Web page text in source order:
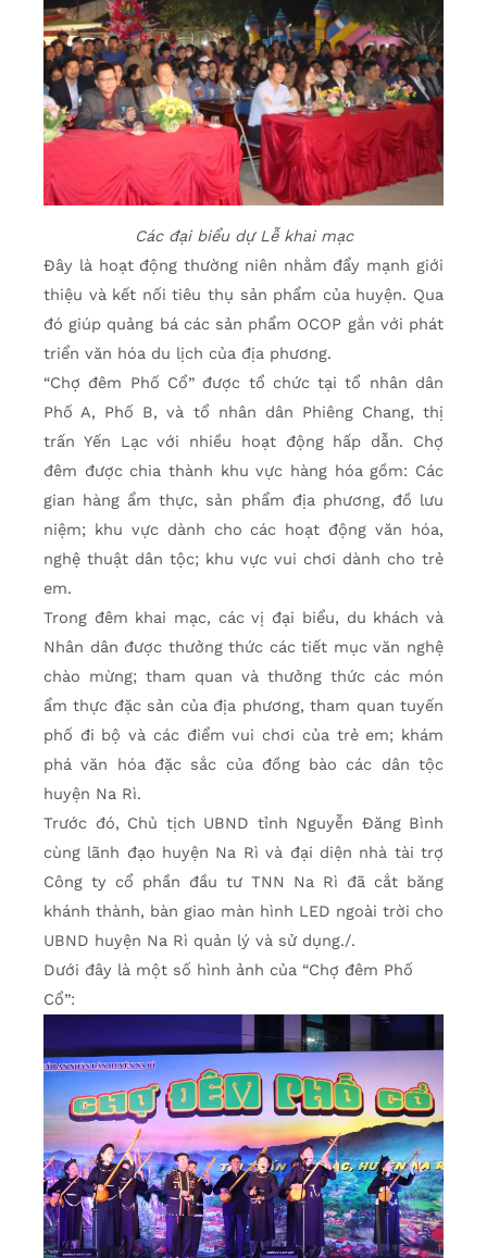
Các đại biểu dự Lễ khai mạc
Đây là hoạt động thường niên nhằm đẩy mạnh giới
thiệu và kết nối tiêu thụ sản phẩm của huyện. Qua
đó giúp quảng bá các sản phẩm OCOP gắn với phát
triển văn hóa du lịch của địa phương.
“Chợ đêm Phố Cổ” được tổ chức tại tổ nhân dân
Phố A, Phố B, và tổ nhân dân Phiêng Chang, thị
trấn Yến Lạc với nhiều hoạt động hấp dẫn. Chợ
đêm được chia thành khu vực hàng hóa gồm: Các
gian hàng ẩm thực, sản phẩm địa phương, đồ lưu
niệm; khu vực dành cho các hoạt động văn hóa,
nghệ thuật dân tộc; khu vực vui chơi dành cho trẻ
em.
Trong đêm khai mạc, các vị đại biểu, du khách và
Nhân dân được thưởng thức các tiết mục văn nghệ
chào mừng; tham quan và thưởng thức các món
ẩm thực đặc sản của địa phương, tham quan tuyến
phố đi bộ và các điểm vui chơi của trẻ em; khám
phá văn hóa đặc sắc của đồng bào các dân tộc
huyện Na Rì.
Trước đó, Chủ tịch UBND tỉnh Nguyễn Đăng Bình
cùng lãnh đạo huyện Na Rì và đại diện nhà tài trợ
Công ty cổ phần đầu tư TNN Na Rì đã cắt băng
khánh thành, bàn giao màn hình LED ngoài trời cho
UBND huyện Na Rì quản lý và sử dụng./.
Dưới đây là một số hình ảnh của “Chợ đêm Phố
Cổ”: